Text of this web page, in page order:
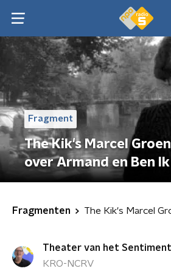
Fragment
The Kik's Marcel
over Armand en Ben Ik
Fragmenten
Theater van het Sentiment
KRO-NCRV